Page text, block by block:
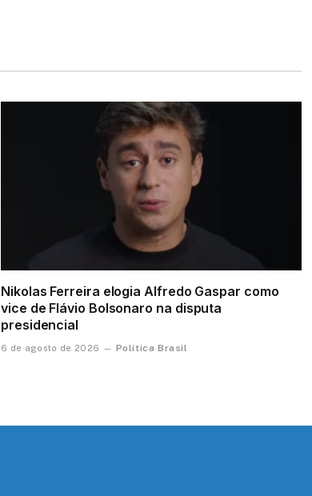
Nikolas Ferreira elogia Alfredo Gaspar como
vice de Flávio Bolsonaro na disputa
presidencial
6 de agosto de 2026 Política Brasil